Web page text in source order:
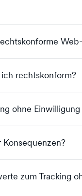
rechtskonform?
ohne
zum Tracking